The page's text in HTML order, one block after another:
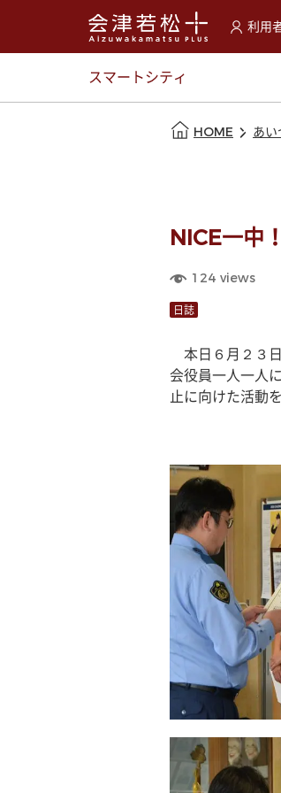
利用
選択す
スマートシティ
HOME あ
NICE一中
124 views
日誌
本日６月２３
会役員一人一人
止に向けた活動